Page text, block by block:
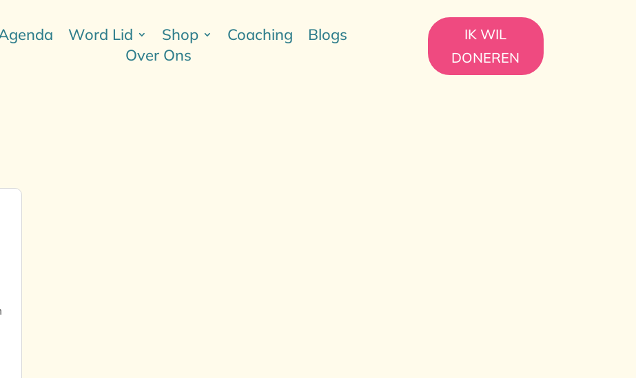
Word Lid Shop Coaching
Blogs
Over Ons
IK WIL
DONEREN